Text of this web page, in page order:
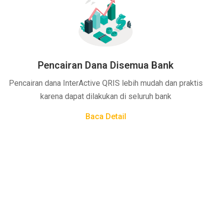
Pencairan Dana Disemua Bank
Pencairan dana InterActive QRIS lebih mudah dan praktis
karena dapat dilakukan di seluruh bank
Baca Detail